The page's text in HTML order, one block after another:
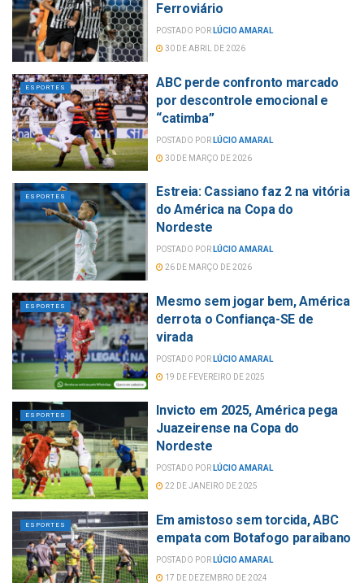
Ferroviário
POSTADO POR LÚCIO AMARAL
30 DE ABRIL DE 2026
ESPORTES
ABC perde confronto marcado
por descontrole emocional e
“catimba”
POSTADO POR LÚCIO AMARAL
30 DE MARÇO DE 2026
ESPORTES
Estreia: Cassiano faz 2 na vitória
do América na Copa do
Nordeste
POSTADO POR LÚCIO AMARAL
26 DE MARÇO DE 2026
ESPORTES
Mesmo sem jogar bem, América
derrota o Confiança-SE de
virada
POSTADO POR LÚCIO AMARAL
19 DE FEVEREIRO DE 2025
ESPORTES
Invicto em 2025, América pega
Juazeirense na Copa do
Nordeste
POSTADO POR LÚCIO AMARAL
22 DE JANEIRO DE 2025
ESPORTES
Em amistoso sem torcida, ABC
empata com Botafogo paraibano
POSTADO POR LÚCIO AMARAL
17 DE DEZEMBRO DE 2024